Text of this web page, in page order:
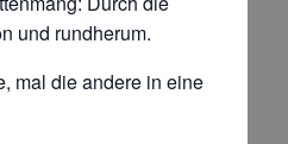
und rundherum.
mal die andere in eine